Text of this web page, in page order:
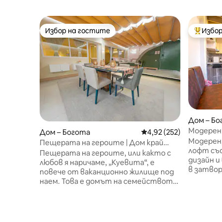
Избор на гостите
Избор на гостите
Дом – Богота Средна оценка: 4,92
4,92 (252)
Пещерата на героите | Дом край
парка • Близо до Зона Т
Пещерата на героите, или както с
любов я наричаме, „Куевита“, е
повече от ваканционно жилище под
наем. Това е домът на семейството
Най-
Дом –
лофт
дизайн
в